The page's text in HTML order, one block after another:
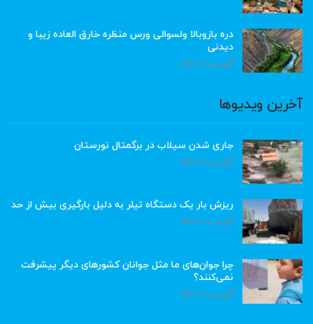
دره بازوبالا ولسوالی ورس منظره خارق العاده زیبا و
دیدنی
آگوست 6, 2026
آخرین ویدیوها
جاری شدن سیلاب در برگمتال نورستان
آگوست 6, 2026
ریزش بار یک دستگاه تیلر به دلیل بارگیری بیش از حد
آگوست 6, 2026
چرا جوان‌های ما مثل جوانان کشورهای دیگر پیشرفت
نمی‌کنند؟
آگوست 6, 2026